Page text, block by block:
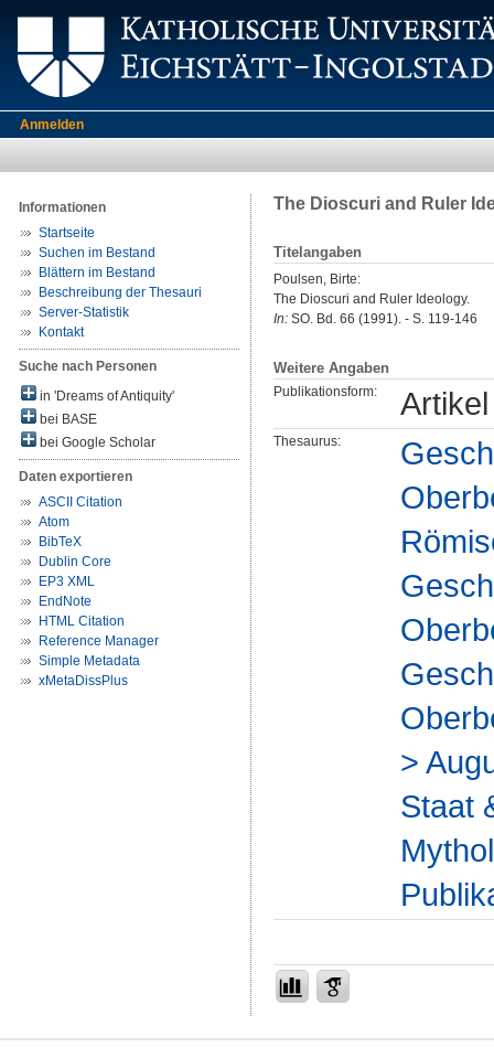
Anmelden
Informationen
Startseite
Suchen im Bestand
Blättern im Bestand
Beschreibung der Thesauri
Server-Statistik
Kontakt
Suche nach Personen
in 'Dreams of Antiquity'
bei BASE
bei Google Scholar
Daten exportieren
ASCII Citation
Atom
BibTeX
Dublin Core
EP3 XML
EndNote
HTML Citation
Reference Manager
Simple Metadata
xMetaDissPlus
The Dioscuri and Ruler
Titelangaben
Poulsen, Birte:
The Dioscuri and Ruler Ideology.
In: SO. Bd. 66 (1991). - S. 119-146
Weitere Angaben
Publikationsform: Artikel
Thesaurus:
>
Staat